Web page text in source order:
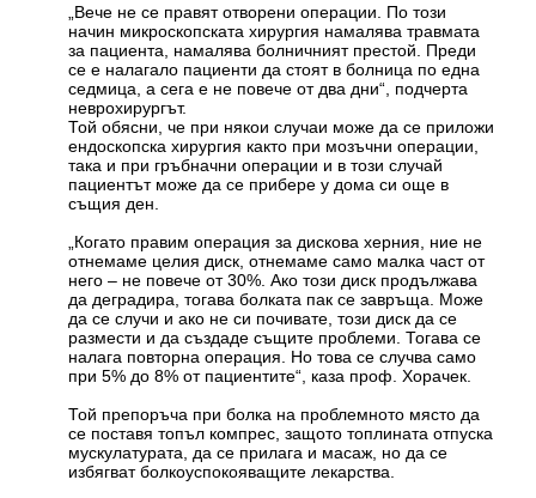
„Вече не се правят отворени операции. По този
начин микроскопската хирургия намалява травмата
за пациента, намалява болничният престой. Преди
се е налагало пациенти да стоят в болница по една
седмица, а сега е не повече от два дни“, подчерта
неврохирургът.
Той обясни, че при някои случаи може да се приложи
ендоскопска хирургия както при мозъчни операции,
така и при гръбначни операции и в този случай
пациентът може да се прибере у дома си още в
същия ден.
„Когато правим операция за дискова херния, ние не
отнемаме целия диск, отнемаме само малка част от
него – не повече от 30%. Ако този диск продължава
да деградира, тогава болката пак се завръща. Може
да се случи и ако не си почивате, този диск да се
размести и да създаде същите проблеми. Тогава се
налага повторна операция. Но това се случва само
при 5% до 8% от пациентите“, каза проф. Хорачек.
Той препоръча при болка на проблемното място да
се поставя топъл компрес, защото топлината отпуска
мускулатурата, да се прилага и масаж, но да се
избягват болкоуспокояващите лекарства.